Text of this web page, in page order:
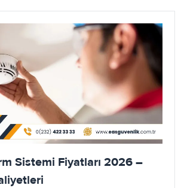
Sistemi Fiyatları 2026 –